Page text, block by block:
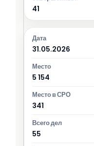
41
31.05.2026
5 154
341
55